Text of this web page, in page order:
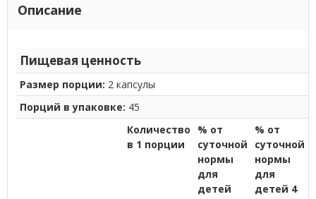
Описание
Пищевая ценность
Размер порции: 2 капсулы
Порций в упаковке: 45
Количество
в 1 порции
% от
суточной
нормы
для
детей
% от
суточной
нормы
для
детей 4